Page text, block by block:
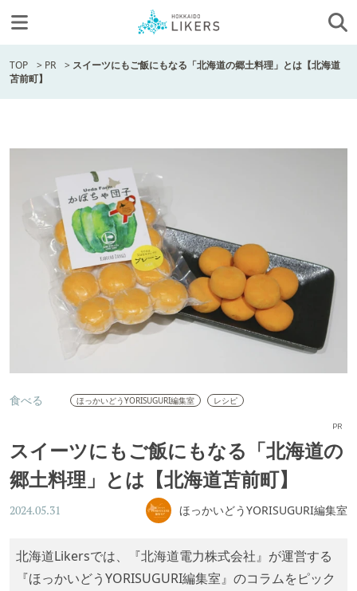
TOP > PR > スイーツにもご飯にもなる「北海道の郷土料理」とは【北海道
苫前町】
食べる ほっかいどうYORISUGURI編集室 レシピ
PR
スイーツにもご飯にもなる「北海道の
郷土料理」とは【北海道苫前町】
2024.05.31 ほっかいどうYORISUGURI編集室
北海道Likersでは、『北海道電力株式会社』が運営する
『ほっかいどうYORISUGURI編集室』のコラムをピック